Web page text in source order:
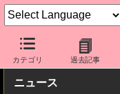
カテゴリ 過去記事
ケータイ Watch アプリ
ニュース